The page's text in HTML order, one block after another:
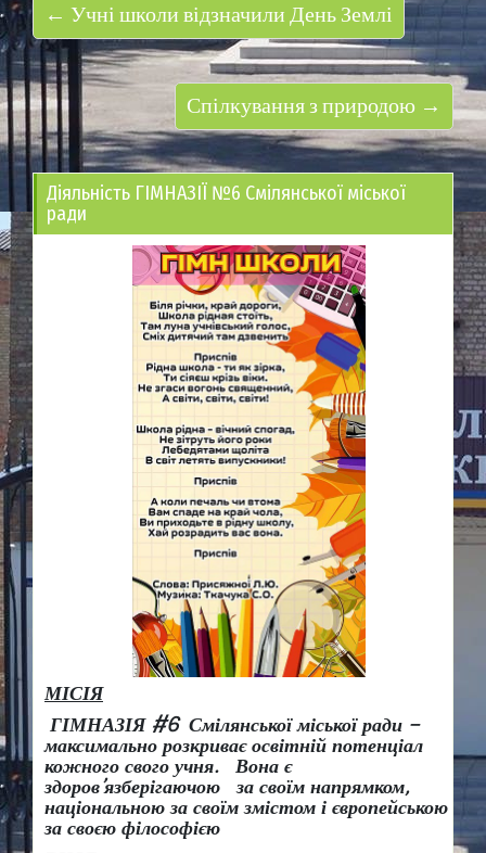
← Учні школи відзначили День Землі
Спілкування з природою →
Діяльність ГІМНАЗІЇ №6 Смілянської міської
ради
МІСІЯ
ГІМНАЗІЯ #6 Смілянської міської ради –
максимально розкриває освітній потенціал
кожного свого учня.
Вона є
здоров’язберігаючою за своїм напрямком,
національною за своїм змістом і європейською
за своєю філософією